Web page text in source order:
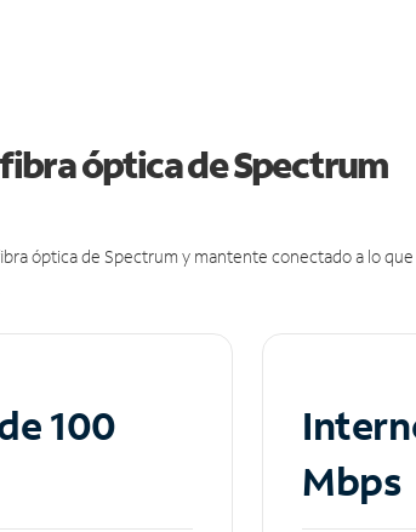
óptica de Spectrum
óptica de Spectrum y mantente conectado a lo
100
Mbps